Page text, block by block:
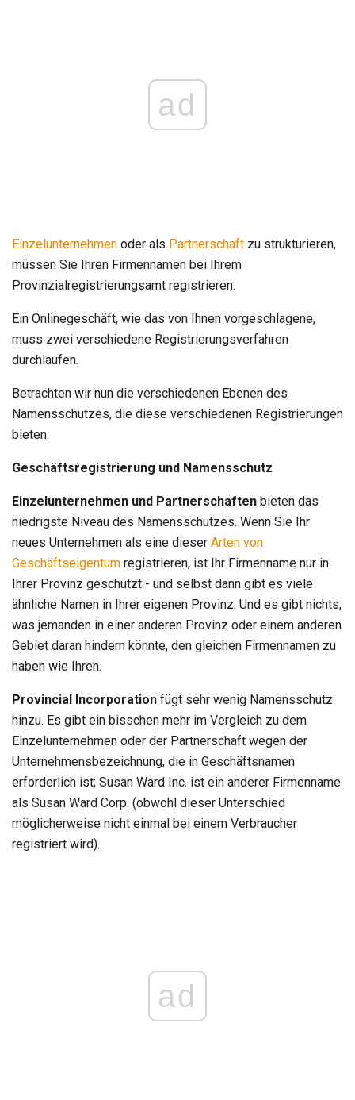
ad
Einzelunternehmen oder als Partnerschaft zu strukturieren,
müssen Sie Ihren Firmennamen bei Ihrem
Provinzialregistrierungsamt registrieren.
Ein Onlinegeschäft, wie das von Ihnen vorgeschlagene,
muss zwei verschiedene Registrierungsverfahren
durchlaufen.
Betrachten wir nun die verschiedenen Ebenen des
Namensschutzes, die diese verschiedenen Registrierungen
bieten.
Geschäftsregistrierung und Namensschutz
Einzelunternehmen und Partnerschaften bieten das
niedrigste Niveau des Namensschutzes. Wenn Sie Ihr
neues Unternehmen als eine dieser Arten von
Geschäftseigentum registrieren, ist Ihr Firmenname nur in
Ihrer Provinz geschützt - und selbst dann gibt es viele
ähnliche Namen in Ihrer eigenen Provinz. Und es gibt nichts,
was jemanden in einer anderen Provinz oder einem anderen
Gebiet daran hindern könnte, den gleichen Firmennamen zu
haben wie Ihren.
Provincial Incorporation fügt sehr wenig Namensschutz
hinzu. Es gibt ein bisschen mehr im Vergleich zu dem
Einzelunternehmen oder der Partnerschaft wegen der
Unternehmensbezeichnung, die in Geschäftsnamen
erforderlich ist; Susan Ward Inc. ist ein anderer Firmenname
als Susan Ward Corp. (obwohl dieser Unterschied
möglicherweise nicht einmal bei einem Verbraucher
registriert wird).
ad